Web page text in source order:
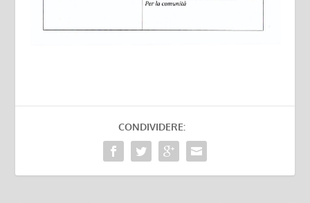
CONDIVIDERE: